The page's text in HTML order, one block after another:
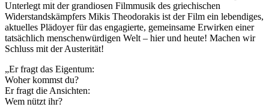
Unterlegt mit der grandiosen Filmmusik des griechischen
Widerstandskämpfers Mikis Theodorakis ist der Film ein lebendiges,
aktuelles Plädoyer für das engagierte, gemeinsame Erwirken einer
tatsächlich menschenwürdigen Welt – hier und heute! Machen wir
Schluss mit der Austerität!
„Er fragt das Eigentum:
Woher kommst du?
Er fragt die Ansichten:
Wem nützt ihr?